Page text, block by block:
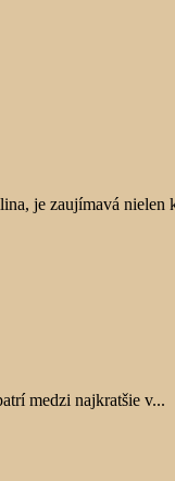
je zaujímavá nielen
medzi najkratšie v...